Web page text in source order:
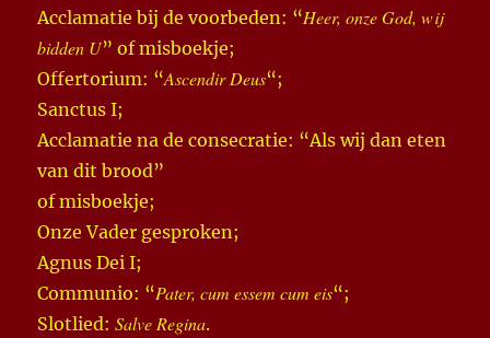
Acclamatie bij de voorbeden: “Heer, onze God, wij
bidden U” of misboekje;
Offertorium: “Ascendir Deus“;
Sanctus I;
Acclamatie na de consecratie: “Als wij dan eten
van dit brood”
of misboekje;
Onze Vader gesproken;
Agnus Dei I;
Communio: “Pater, cum essem cum eis“;
Slotlied:Salve Regina.